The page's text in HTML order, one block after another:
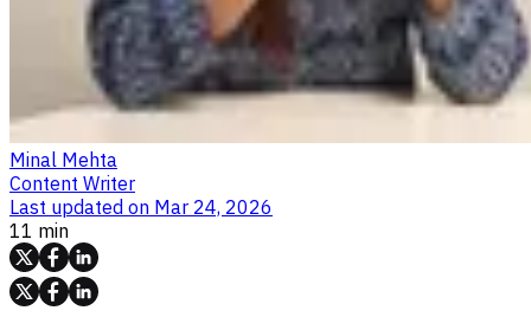
Minal Mehta
Content Writer
Last updated on Mar 24, 2026
11 min